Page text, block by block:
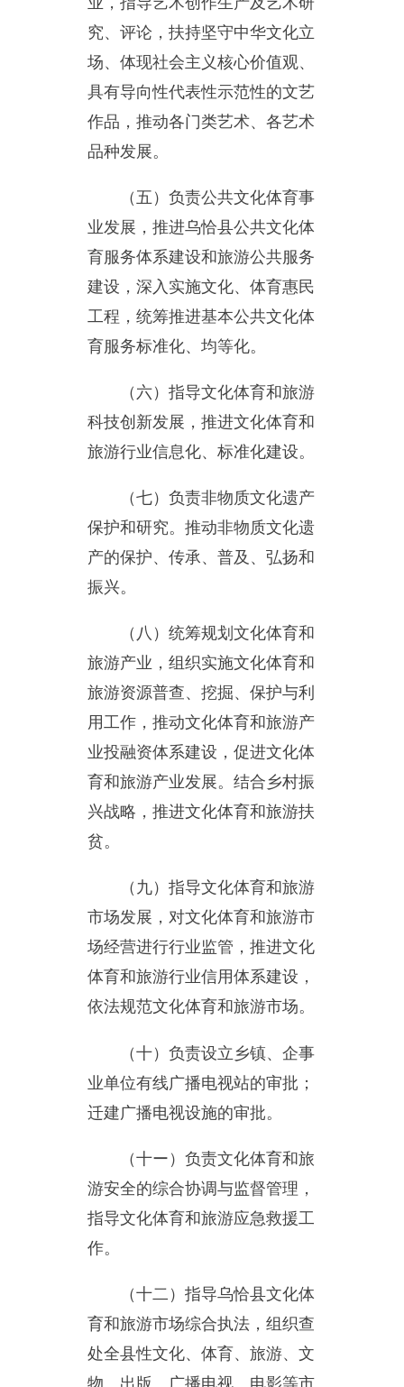
（五）负责公共文化体育事
业发展，推进乌恰县公共文化体
育服务体系建设和旅游公共服务
建设，深入实施文化、体育惠民
工程，统筹推进基本公共文化体
育服务标准化、均等化。
科技创新发展，推进文化体育和
旅游行业信息化、标准化建设。
（七）负责非物质文化遗产
产的保护、传承、普及、弘扬和
振兴。
（八）统筹规划文化体育和
旅游产业，组织实施文化体育和
旅游资源普查、挖掘、保护与利
业投融资体系建设，促进文化体
育和旅游产业发展。结合乡村振
兴战略，推进文化体育和旅游扶
贫。
市场发展，对文化体育和旅游市
场经营进行行业监管，推进文化
体育和旅游行业信用体系建设，
依法规范文化体育和旅游市场。
业单位有线广播电视站的审批；
迁建广播电视设施的审批。
游安全的综合协调与监督管理，
指导文化体育和旅游应急救援工
作。
（十二）指导乌恰县文化体
育和旅游市场综合执法，组织查
物、出版、广播电视、电影等市
场的违法行为，督查督办大案要
案，维护市场秩序。
（十三）指导、管理文化体
育和旅游对外交流、合作、宣传
对外交流活动。
作。负责文物保护管理、抢救维
修、考古发掘、科技研究、文物
鉴定、文物进出境以及宣传教育
等工作。指导博物馆和革命文物